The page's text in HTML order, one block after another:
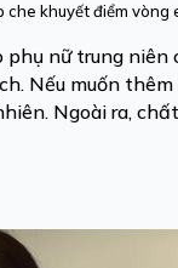
che khuyết điểm vòng
nữ trung
Nếu muốn
Ngoài ra,